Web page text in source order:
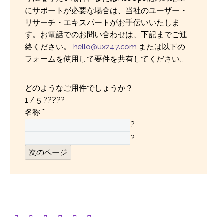
にサポートが必要な場合は、当社のユーザー・
リサーチ・エキスパートがお手伝いいたしま
す。お電話でのお問い合わせは、下記までご連
絡ください。
hello@ux247.com または以下の
フォームを使用して要件を共有してください。
どのようなご用件でしょうか？
1 / 5 ?????
名称 *
?
?
次のページ